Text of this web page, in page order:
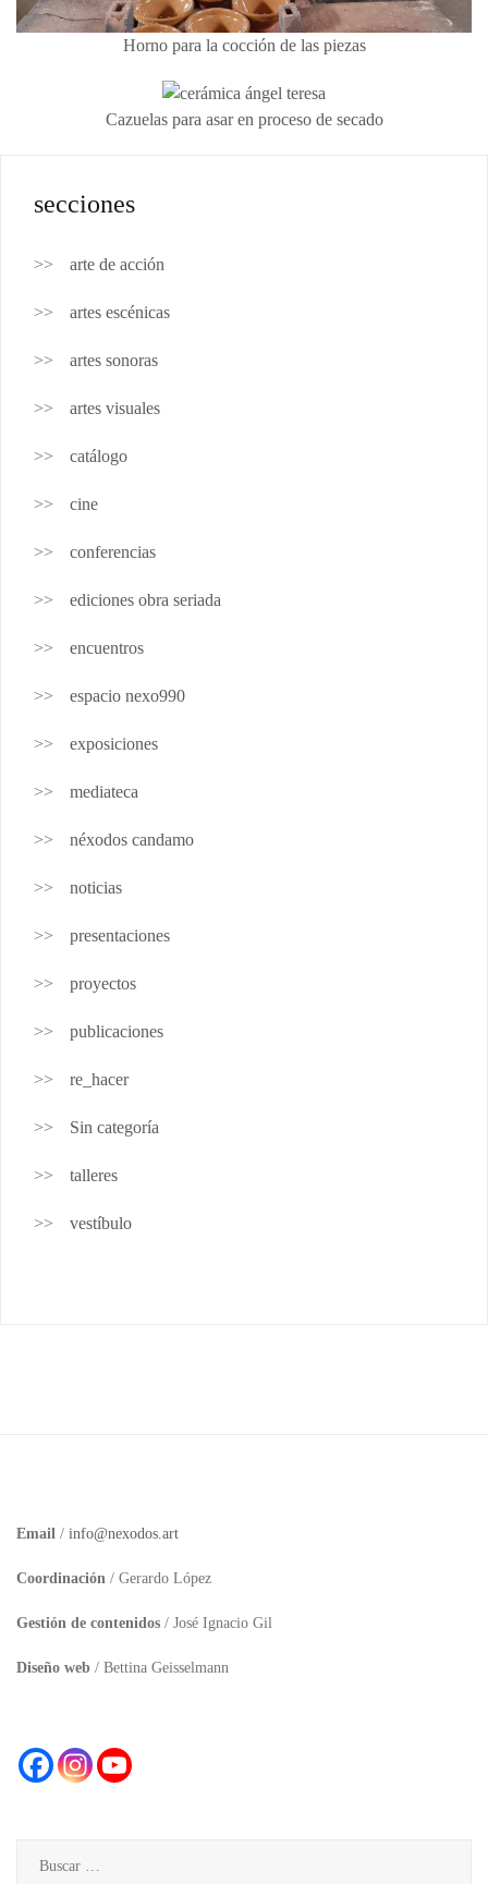
Horno para la cocción de las piezas
Cazuelas para asar en proceso de secado
secciones
arte de acción
artes escénicas
artes sonoras
artes visuales
catálogo
cine
conferencias
ediciones obra seriada
encuentros
espacio nexo990
exposiciones
mediateca
néxodos candamo
noticias
presentaciones
proyectos
publicaciones
re_hacer
Sin categoría
talleres
vestíbulo
Email / info@nexodos.art
Coordinación / Gerardo López
Gestión de contenidos / José Ignacio Gil
Diseño web / Bettina Geisselmann